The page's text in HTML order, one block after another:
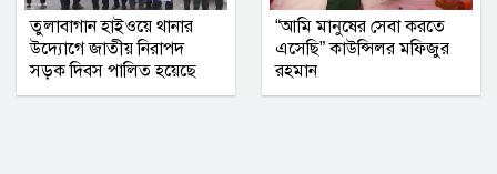
তুলাবাগান হাইওয়ে থানার
উদ্যোগে জাতীয় নিরাপদ
সড়ক দিবস পালিত হয়েছে
“আমি মানুষের সেবা করতে
এসেছি” কাউন্সিলর মফিজুর
রহমান